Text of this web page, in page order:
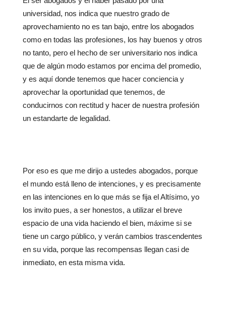
universidad, nos indica que nuestro grado de
aprovechamiento no es tan bajo, entre los abogados
como en todas las profesiones, los hay buenos y otros
no tanto, pero el hecho de ser universitario nos indica
que de algún modo estamos por encima del promedio,
y es aquí donde tenemos que hacer conciencia y
aprovechar la oportunidad que tenemos, de
conducirnos con rectitud y hacer de nuestra profesión
un estandarte de legalidad.
Por eso es que me dirijo a ustedes abogados, porque
el mundo está lleno de intenciones, y es precisamente
en las intenciones en lo que más se fija el Altísimo, yo
los invito pues, a ser honestos, a utilizar el breve
espacio de una vida haciendo el bien, máxime si se
tiene un cargo público, y verán cambios trascendentes
en su vida, porque las recompensas llegan casi de
inmediato, en esta misma vida.